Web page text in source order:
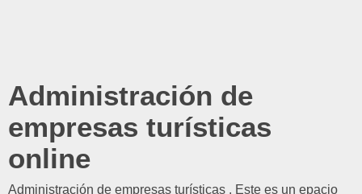
Administración de
empresas turísticas
online
Administración de empresas turísticas . Este es un epacio